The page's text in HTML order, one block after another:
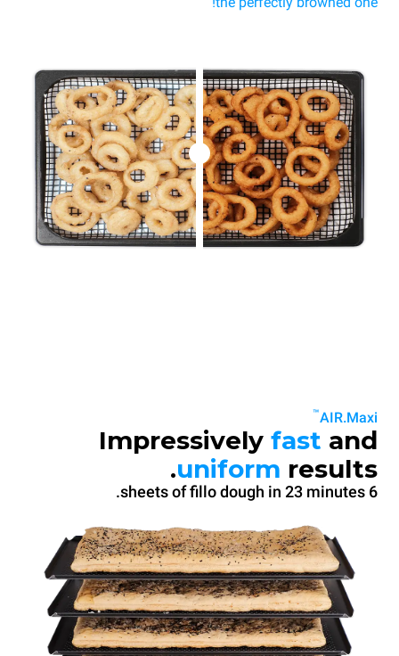
AIR.Maxi
™
Impressively fast and
uniform results.
6 sheets of fillo dough in 23 minutes.